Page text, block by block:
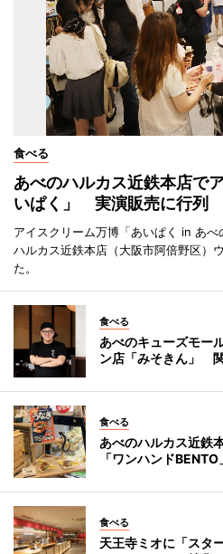
食べる
あべのハルカス近鉄本店で
いぱく」 実演販売に行列
アイスクリーム万博「あいぱく in あ
ハルカス近鉄本店（大阪市阿倍野区）
た。
食べる
あべのキューズモー
ン店「みそきん」
食べる
あべのハルカス近鉄
「ワンハンドBENTO
食べる
天王寺ミオに「スタ